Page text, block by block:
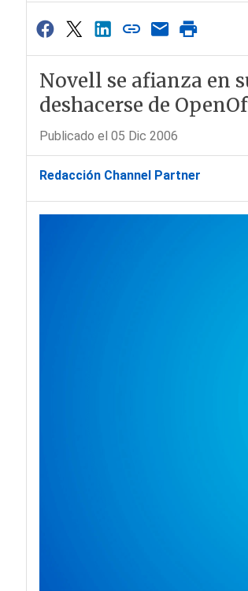
Novell se afianza en
deshacerse de
Publicado el 05 Dic 2006
Redacción Channel Partner